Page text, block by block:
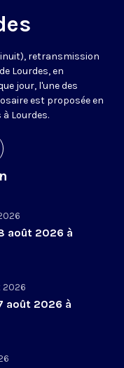
retransmission
Lourdes, en
jour, l'une des
est proposée en
Lourdes.
août 2026 à
2026
août 2026 à